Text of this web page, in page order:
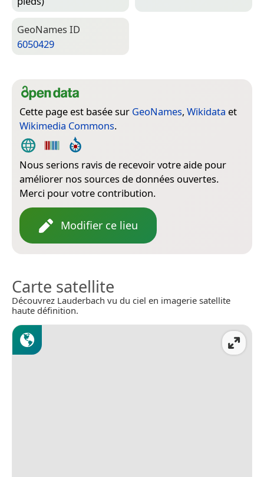
Geo­Names ID
6050429
Cette page est basée sur GeoNames, Wikidata et
Wikimedia Commons.
Nous serions ravis de recevoir votre aide pour
améliorer nos sources de données ouvertes.
Merci pour votre contribution.
Modifier ce lieu
Carte satellite
Découvrez Lauderbach vu du ciel en imagerie satellite
haute définition.